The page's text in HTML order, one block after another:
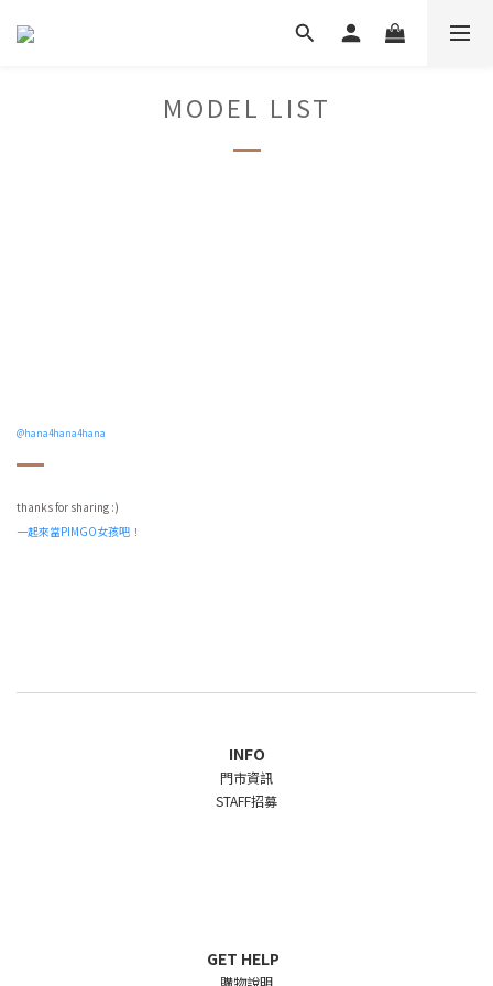
MODEL LIST
@hana4hana4hana
thanks for sharing :)
一起來當PIMGO女孩吧！
INFO
門市資訊
STAFF招募
GET HELP